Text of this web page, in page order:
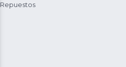
Repuestos